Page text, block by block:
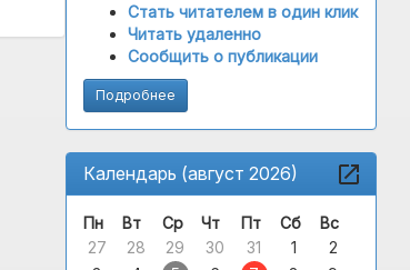
Стать читателем в один клик
Читать удаленно
Сообщить о публикации
Подробнее
Календарь (август 2026)
Пн Вт Ср Чт Пт Сб
Вс
27
28 29 30 31 1
2